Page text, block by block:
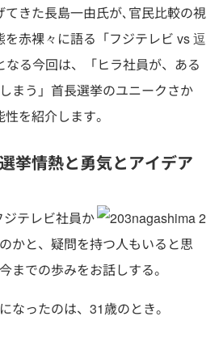
きた長島一由氏が､官民比較の視
赤裸々に語る「フジテレビ vs 逗
る今回は、「ヒラ社員が、ある
まう」首長選挙のユニークさか
を紹介します。
挙情熱と勇気とアイデア
テレビ社員か
かと、疑問を持つ人もいると思
までの歩みをお話しする。
なったのは、31歳のとき。